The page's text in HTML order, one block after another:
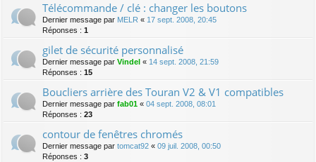
Télécommande / clé : changer les boutons
Dernier message par MELR « 17 sept. 2008, 20:45
Réponses : 1
gilet de sécurité personnalisé
Dernier message par Vindel « 14 sept. 2008, 21:59
Réponses : 15
Boucliers arrière des Touran V2 & V1 compatibles
Dernier message par fab01 « 04 sept. 2008, 08:01
Réponses : 23
contour de fenêtres chromés
Dernier message par tomcat92 « 09 juil. 2008, 00:50
Réponses : 3